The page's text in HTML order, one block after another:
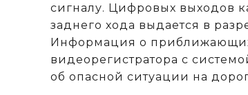
сигналу. Цифровых выходов
заднего хода выдается в
Информация о
видеорегистратора с
об опасной ситуации на